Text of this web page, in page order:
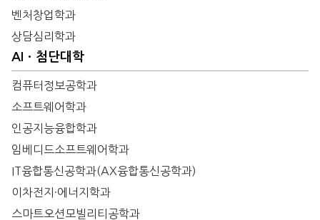
벤처창업학과
상담심리학과
AIㆍ첨단대학
컴퓨터정보공학과
소프트웨어학과
인공지능융합학과
임베디드소프트웨어학과
IT융합통신공학과(AX융합통신공학과)
이차전지·에너지학과
스마트오션모빌리티공학과